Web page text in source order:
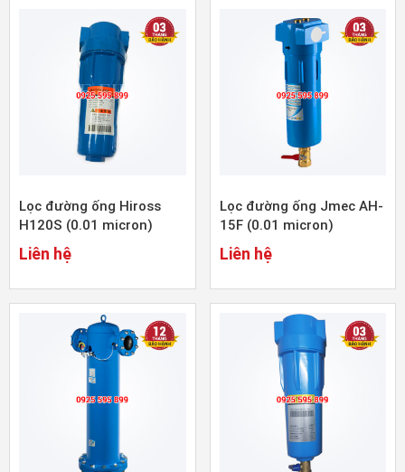
Lọc đường ống Hiross
H120S (0.01 micron)
Liên hệ
Lọc đường ống Jmec AH-
15F (0.01 micron)
Liên hệ